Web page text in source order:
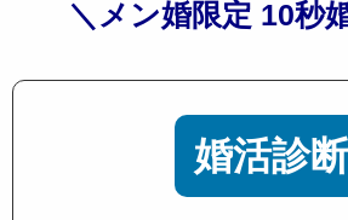
＼メン婚限定 10秒
婚活診断